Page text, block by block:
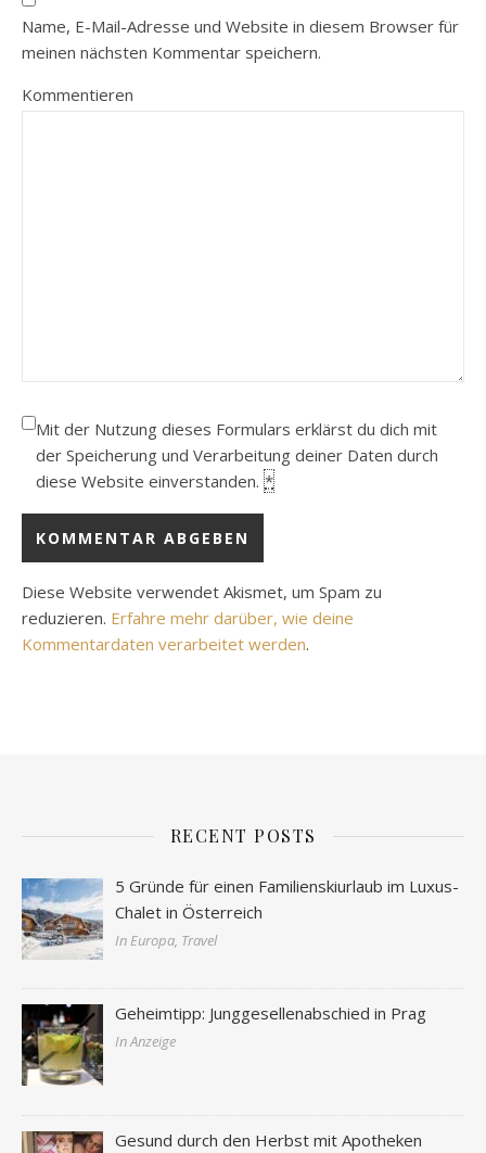
Name, E-Mail-Adresse und Website in diesem Browser für
meinen nächsten Kommentar speichern.
Kommentieren
Mit der Nutzung dieses Formulars erklärst du dich mit
der Speicherung und Verarbeitung deiner Daten durch
diese Website einverstanden. *
Diese Website verwendet Akismet, um Spam zu
reduzieren. Erfahre mehr darüber, wie deine
Kommentardaten verarbeitet werden.
RECENT POSTS
5 Gründe für einen Familienskiurlaub im Luxus-
Chalet in Österreich
In Europa, Travel
Geheimtipp: Junggesellenabschied in Prag
In Anzeige
Gesund durch den Herbst mit Apotheken